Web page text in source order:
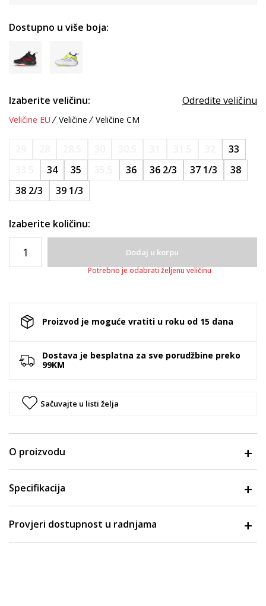
Dostupno u više boja:
Izaberite veličinu: Odredite veličinu
Veličine EU Veličine Veličine CM
33
34 35 36 36 2/3 37 1/3
38
38 2/3
39 1/3
Izaberite količinu:
Dodaj u korpu
Potrebno je odabrati željenu veličinu
Proizvod je moguće vratiti u roku od 15 dana
Dostava je besplatna za sve porudžbine preko
99KM
Sačuvajte u listi želja
O proizvodu
Specifikacija
Provjeri dostupnost u radnjama